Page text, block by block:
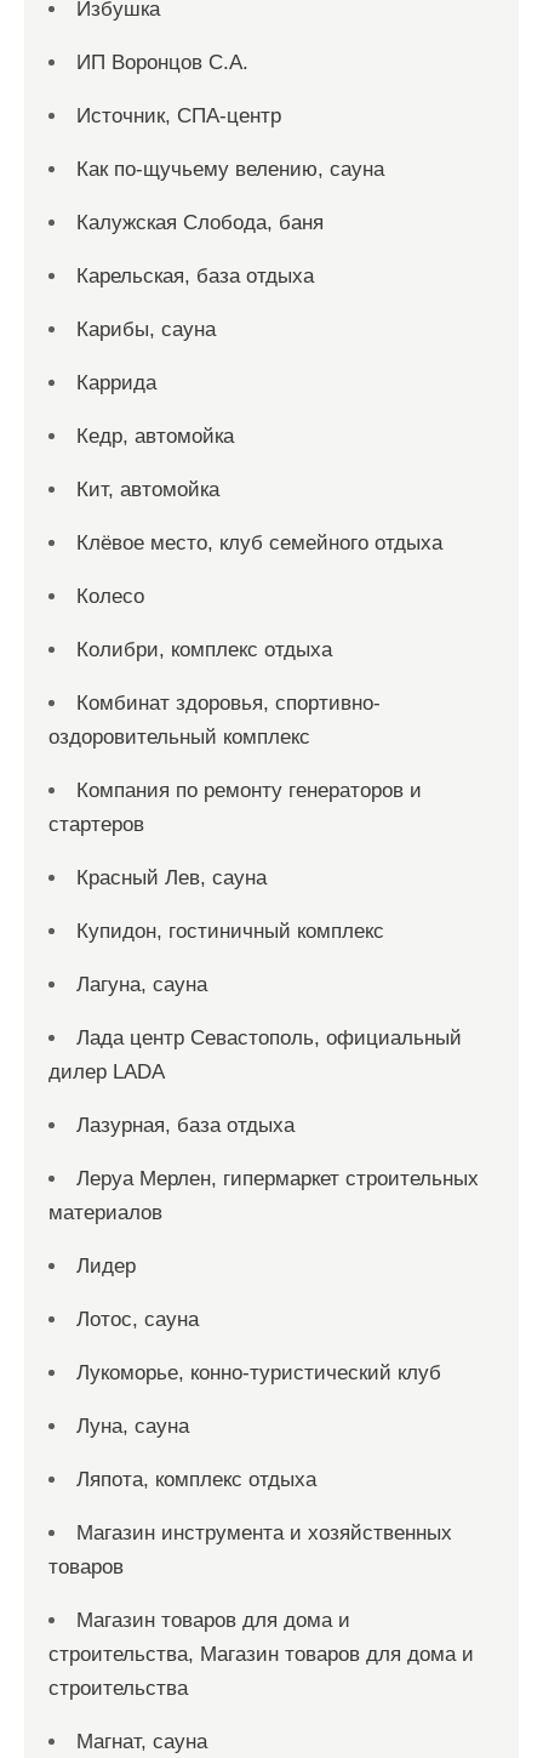
Избушка
ИП Воронцов С.А.
Источник, СПА-центр
Как по-щучьему велению, сауна
Калужская Слобода, баня
Карельская, база отдыха
Карибы, сауна
Каррида
Кедр, автомойка
Кит, автомойка
Клёвое место, клуб семейного отдыха
Колесо
Колибри, комплекс отдыха
Комбинат здоровья, спортивно-
оздоровительный комплекс
Компания по ремонту генераторов и
стартеров
Красный Лев, сауна
Купидон, гостиничный комплекс
Лагуна, сауна
Лада центр Севастополь, официальный
дилер LADA
Лазурная, база отдыха
Леруа Мерлен, гипермаркет строительных
материалов
Лидер
Лотос, сауна
Лукоморье, конно-туристический клуб
Луна, сауна
Ляпота, комплекс отдыха
Магазин инструмента и хозяйственных
товаров
Магазин товаров для дома и
строительства, Магазин товаров для дома и
строительства
Магнат, сауна